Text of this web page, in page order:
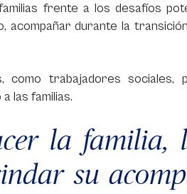
frente a los desafíos
acompañar durante la
como trabajadores sociales,
las familias.
la familia,
su